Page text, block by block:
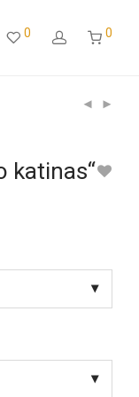
0 0
katinas“